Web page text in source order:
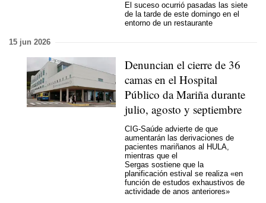
El suceso ocurrió pasadas las siete
de la tarde de este domingo en el
entorno de un restaurante
15 jun 2026
Denuncian el cierre de 36
camas en el Hospital
Público da Mariña durante
julio, agosto y septiembre
CIG-Saúde advierte de que
aumentarán las derivaciones de
pacientes mariñanos al HULA,
mientras que el
Sergas sostiene que la
planificación estival se realiza «en
función de estudos exhaustivos de
actividade de anos anteriores»